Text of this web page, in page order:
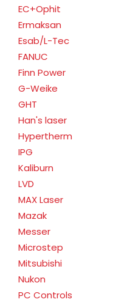
EC+Ophit
Ermaksan
Esab/L-Tec
FANUC
Finn Power
G-Weike
GHT
Han's laser
Hypertherm
IPG
Kaliburn
LVD
MAX Laser
Mazak
Messer
Microstep
Mitsubishi
Nukon
PC Controls